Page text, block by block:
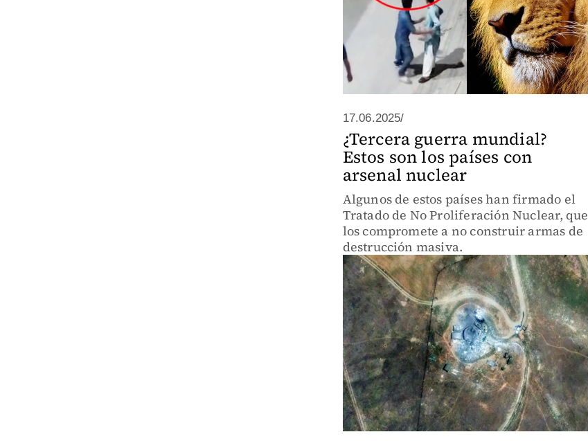
17.06.2025/
¿Tercera guerra mundial?
Estos son los países con
arsenal nuclear
Algunos de estos países han firmado el
Tratado de No Proliferación Nuclear, que
los compromete a no construir armas de
destrucción masiva.